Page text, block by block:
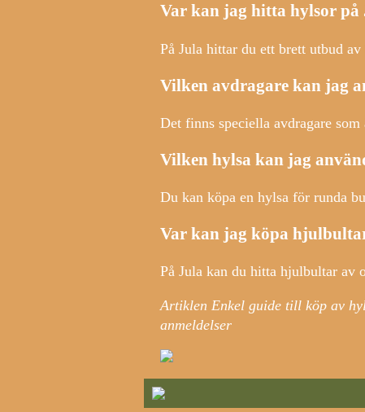
Var kan jag hitta hylsor på
På Jula hittar du ett brett utbud
Vilken avdragare kan jag
Det finns speciella avdragare
Vilken hylsa kan jag
Du kan köpa en hylsa för runda
Var kan jag köpa
På Jula kan du hitta hjulbultar av
Artiklen Enkel guide till köp av
anmeldelser